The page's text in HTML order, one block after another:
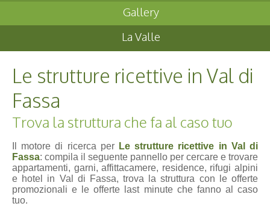
Gallery
La Valle
Le strutture ricettive in Val di
Fassa
Trova la struttura che fa al caso tuo
Il motore di ricerca per Le strutture ricettive in Val di
Fassa: compila il seguente pannello per cercare e trovare
appartamenti, garni, affittacamere, residence, rifugi alpini
e hotel in Val di Fassa, trova la struttura con le offerte
promozionali e le offerte last minute che fanno al caso
tuo.